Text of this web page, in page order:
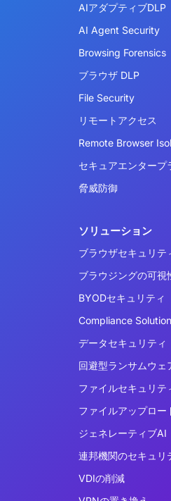
AIアダプティブDLP
AI Agent Security
Browsing Forensics
ブラウザ DLP
File Security
リモートアクセス
Remote Browser
セキュアエンタープ
脅威防御
ソリューション
ブラウザセキュリテ
ブラウジングの可視
BYODセキュリティ
Compliance
データセキュリティ
回避型ランサムウェ
ファイルセキュリテ
ファイルアップロー
ジェネレーティブAI
連邦機関のセキュリ
VDIの削減